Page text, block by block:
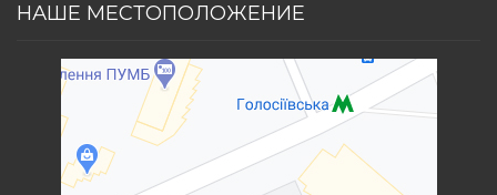
НАШЕ МЕСТОПОЛОЖЕНИЕ